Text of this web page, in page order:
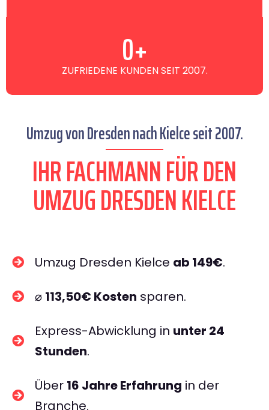
ZUFRIEDENE KUNDEN SEIT 2007.
0+
Umzug von Dresden nach Kielce seit 2007.
IHR FACHMANN FÜR DEN
UMZUG DRESDEN KIELCE
Umzug Dresden Kielce ab 149€.
⌀ 113,50€ Kosten sparen.
Express-Abwicklung in unter 24
Stunden.
Über 16 Jahre Erfahrung in der
Branche.